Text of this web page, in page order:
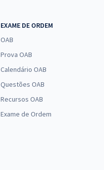
EXAME DE ORDEM
OAB
Prova OAB
Calendário OAB
Questões OAB
Recursos OAB
Exame de Ordem